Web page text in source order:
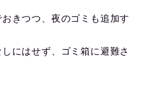
きつつ、夜のゴミも追加す
にはせず、ゴミ箱に避難さ